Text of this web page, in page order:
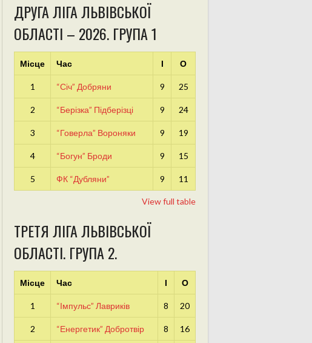
ДРУГА ЛІГА ЛЬВІВСЬКОЇ
ОБЛАСТІ – 2026. ГРУПА 1
Місце Час І О
1 “Січ” Добряни 9 25
2 “Берізка” Підберізці 9 24
3 “Говерла” Вороняки 9 19
4 “Богун” Броди 9 15
5 ФК “Дубляни” 9 11
View full table
ТРЕТЯ ЛІГА ЛЬВІВСЬКОЇ
ОБЛАСТІ. ГРУПА 2.
Місце Час І О
1 “Імпульс” Лавриків 8 20
2 “Енергетик” Добротвір 8 16